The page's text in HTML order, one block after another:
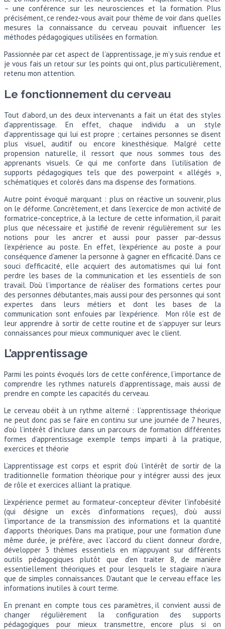
– une conférence sur les neurosciences et la formation. Plus
précisément, ce rendez-vous avait pour thème de voir dans quelles
mesures la connaissance du cerveau pouvait influencer les
méthodes pédagogiques utilisées en formation.
Passionnée par cet aspect de l’apprentissage, je m’y suis rendue et
je vous fais un retour sur les points qui ont, plus particulièrement,
retenu mon attention.
Le fonctionnement du cerveau
Tout d’abord, un des deux intervenants a fait un état des styles
d’apprentissage. En effet, chaque individu a un style
d’apprentissage qui lui est propre ; certaines personnes se disent
plus visuel, auditif ou encore kinesthésique. Malgré cette
propension naturelle, il ressort que nous sommes tous des
apprenants visuels. Ce qui me conforte dans l’utilisation de
supports pédagogiques tels que des powerpoint « allégés »,
schématiques et colorés dans ma dispense des formations.
Autre point évoqué marquant : plus on réactive un souvenir, plus
on le déforme. Concrètement, et dans l’exercice de mon activité de
formatrice-conceptrice, à la lecture de cette information, il parait
plus que nécessaire et justifié de revenir régulièrement sur les
notions pour les ancrer et aussi pour passer par-dessus
l’expérience au poste. En effet, l’expérience au poste a pour
conséquence d’amener la personne à gagner en efficacité. Dans ce
souci d’efficacité, elle acquiert des automatismes qui lui font
perdre les bases de la communication et les essentiels de son
travail. D’où l’importance de réaliser des formations certes pour
des personnes débutantes, mais aussi pour des personnes qui sont
expertes dans leurs métiers et dont les bases de la
communication sont enfouies par l’expérience. Mon rôle est de
leur apprendre à sortir de cette routine et de s’appuyer sur leurs
connaissances pour mieux communiquer avec le client.
L’apprentissage
Parmi les points évoqués lors de cette conférence, l’importance de
comprendre les rythmes naturels d’apprentissage, mais aussi de
prendre en compte les capacités du cerveau.
Le cerveau obéit à un rythme alterné : l’apprentissage théorique
ne peut donc pas se faire en continu sur une journée de 7 heures,
d’où l’intérêt d’inclure dans un parcours de formation différentes
formes d’apprentissage exemple temps imparti à la pratique,
exercices et théorie
L’apprentissage est corps et esprit d’où l’intérêt de sortir de la
traditionnelle formation théorique pour y intégrer aussi des jeux
de rôle et exercices alliant la pratique.
L’expérience permet au formateur-concepteur d’éviter l’infobésité
(qui désigne un excès d’informations reçues), d’où aussi
l’importance de la transmission des informations et la quantité
d’apports théoriques. Dans ma pratique, pour une formation d’une
même durée, je préfère, avec l’accord du client donneur d’ordre,
développer 3 thèmes essentiels en m’appuyant sur différents
outils pédagogiques plutôt que d’en traiter 8, de manière
essentiellement théoriques et pour lesquels le stagiaire n’aura
que de simples connaissances. D’autant que le cerveau efface les
informations inutiles à court terme.
En prenant en compte tous ces paramètres, il convient aussi de
changer régulièrement la configuration des supports
pédagogiques pour mieux transmettre, encore plus si on